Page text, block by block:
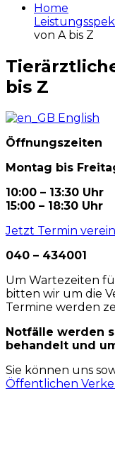
Home
von A bis Z
bis Z
English
Öffnungszeiten
Montag bis
10:00 – 13:30 Uhr
15:00 – 18:30 Uhr
Jetzt Termin
040 – 434001
Um Wartezeiten
bitten wir um die
Termine werden
Notfälle werden
behandelt und
Sie können uns
Öffentlichen